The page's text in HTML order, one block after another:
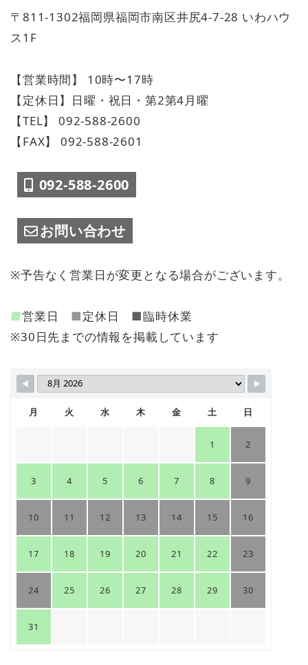
〒811-1302福岡県福岡市南区井尻4-7-28 いわハウ
ス1F
【営業時間】 10時〜17時
【定休日】日曜・祝日・第2第4月曜
【TEL】 092-588-2600
【FAX】 092-588-2601
092-588-2600
お問い合わせ
※予告なく営業日が変更となる場合がございます。
■営業日 ■定休日 ■臨時休業
※30日先までの情報を掲載しています
月 火 水 木 金 土 日
1 2
3 4 5 6 7 8 9
10 11 12 13 14 15 16
17 18 19 20 21 22 23
24 25 26 27 28 29 30
31